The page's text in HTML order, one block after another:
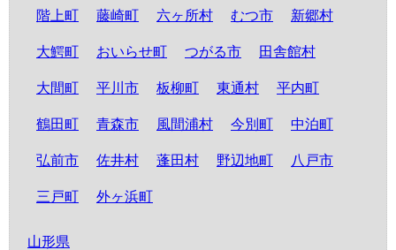
階上町 藤崎町 六ヶ所村 むつ市 新郷村
大鰐町 おいらせ町 つがる市 田舎館村
大間町 平川市 板柳町 東通村 平内町
鶴田町 青森市 風間浦村 今別町 中泊町
弘前市 佐井村 蓬田村 野辺地町 八戸市
三戸町 外ヶ浜町
山形県